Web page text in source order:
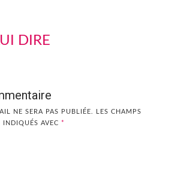
DIRE
NE SERA PAS PUBLIÉE.
LES CHAMPS
AVEC *